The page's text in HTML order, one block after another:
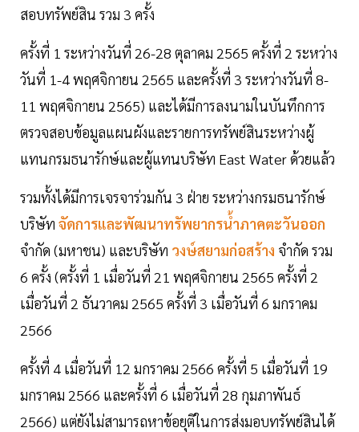
สอบทรัพย์สิน รวม 3 ครั้ง
ครั้งที่ 1 ระหว่างวันที่ 26-28 ตุลาคม 2565 ครั้งที่ 2 ระหว่าง
วันที่ 1-4 พฤศจิกายน 2565 และครั้งที่ 3 ระหว่างวันที่ 8-
11 พฤศจิกายน 2565) และได้มีการลงนามในบันทึกการ
ตรวจสอบข้อมูลแผนผังและรายการทรัพย์สินระหว่างผู้
แทนกรมธนารักษ์และผู้แทนบริษัท East Water ด้วยแล้ว
รวมทั้งได้มีการเจรจาร่วมกัน 3 ฝ่าย ระหว่างกรมธนารักษ์
บริษัท จัดการและพัฒนาทรัพยากรน้ำภาคตะวันออก
จำกัด (มหาชน) และบริษัท วงษ์สยามก่อสร้าง จำกัด รวม
6 ครั้ง (ครั้งที่ 1 เมื่อวันที่ 21 พฤศจิกายน 2565 ครั้งที่ 2
เมื่อวันที่ 2 ธันวาคม 2565 ครั้งที่ 3 เมื่อวันที่ 6 มกราคม
2566
ครั้งที่ 4 เมื่อวันที่ 12 มกราคม 2566 ครั้งที่ 5 เมื่อวันที่ 19
มกราคม 2566 และครั้งที่ 6 เมื่อวันที่ 28 กุมภาพันธ์
2566) แต่ยังไม่สามารถหาข้อยุติในการส่งมอบทรัพย์สินได้